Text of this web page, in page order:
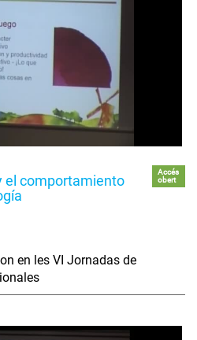
el comportamiento
Accés
obert
en les VI Jornadas de